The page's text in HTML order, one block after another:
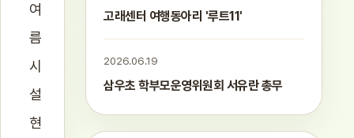
여
름
시
설
현
고래센터 여행동아리 '루트11'
2026.06.19
삼우초 학부모운영위원회 서유란 총무